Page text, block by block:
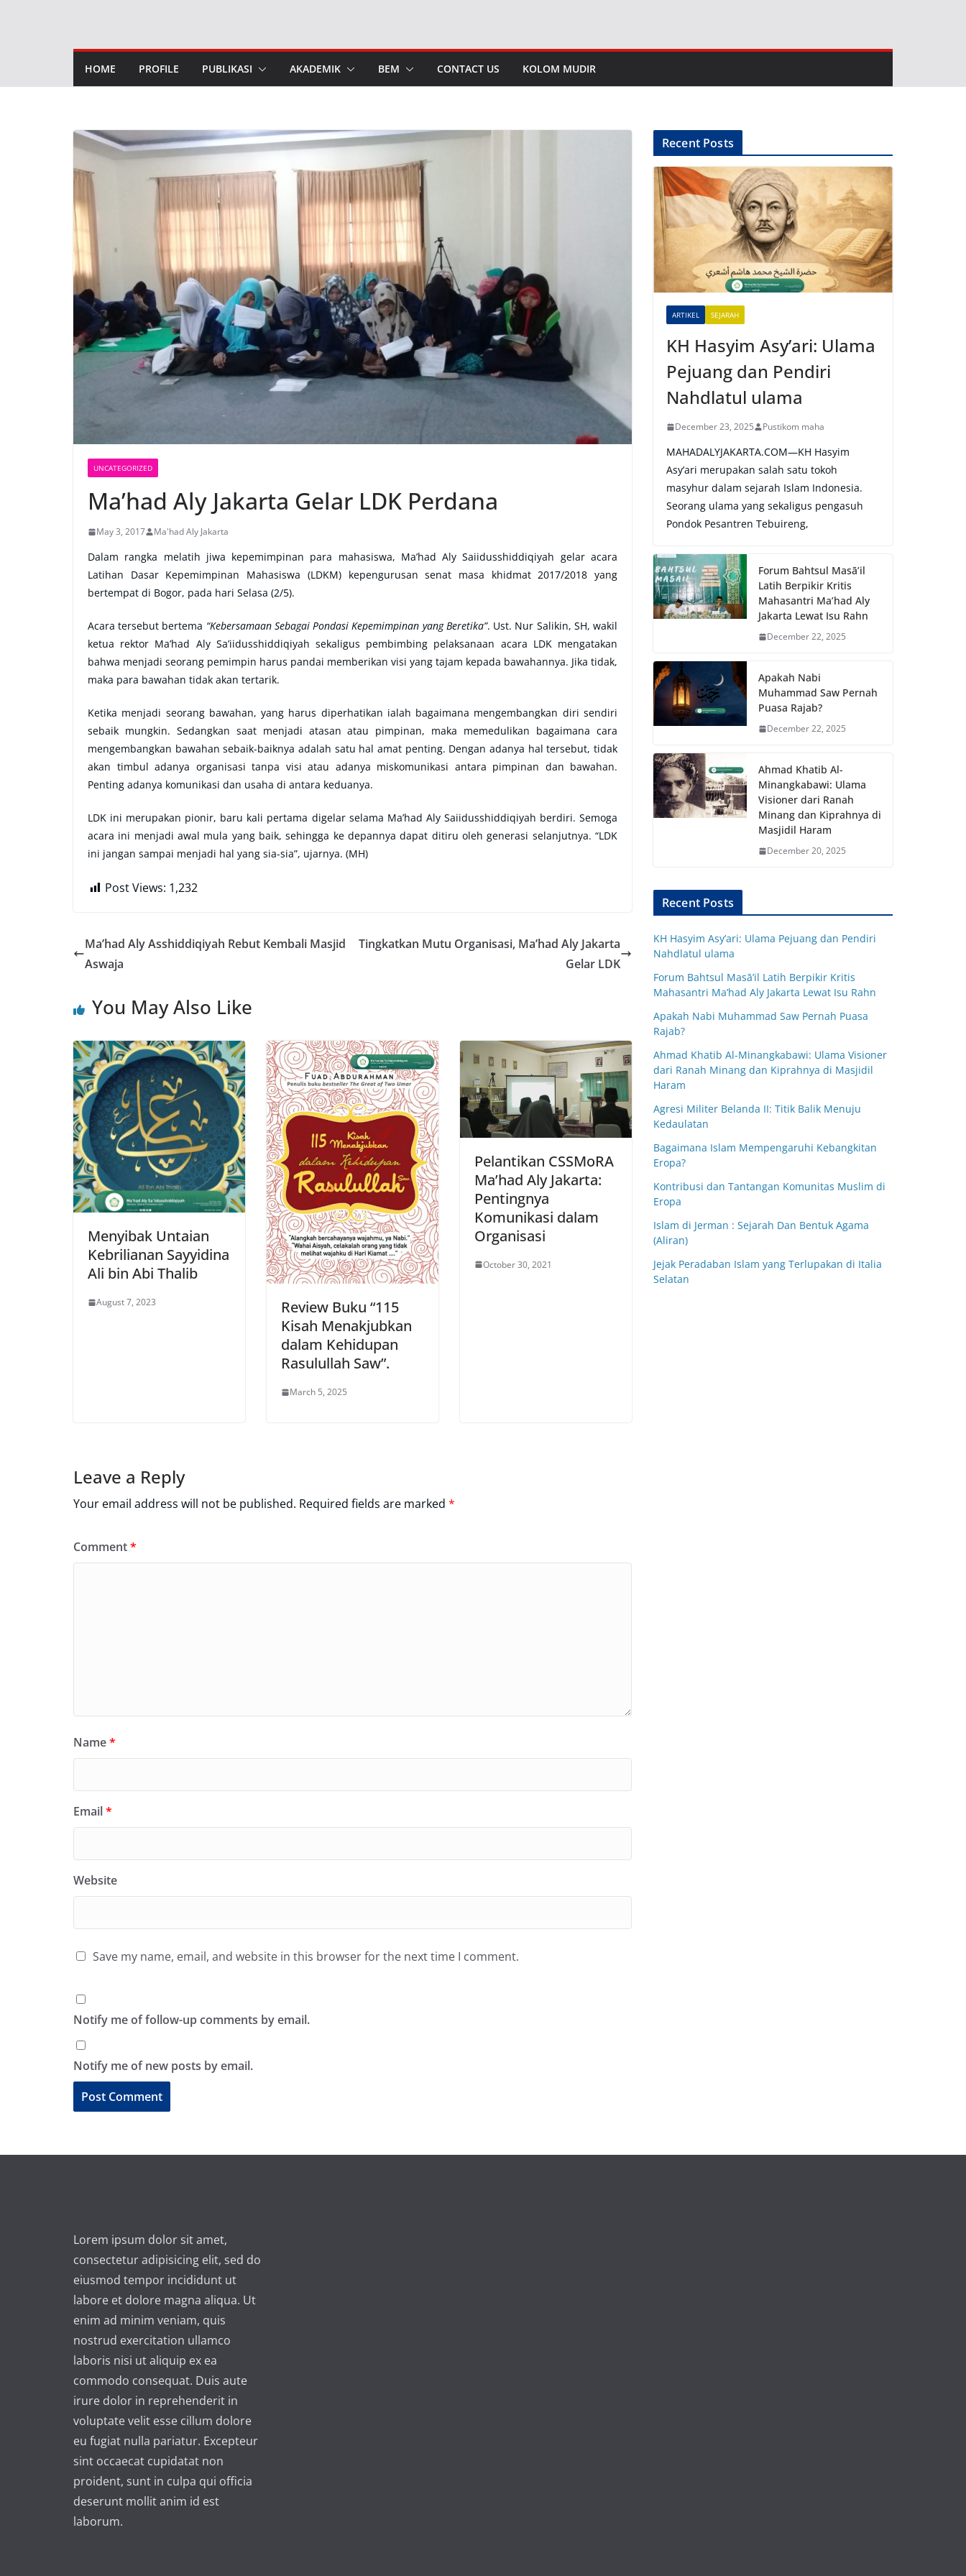
HOME PROFILE PUBLIKASI AKADEMIK BEM CONTACT US KOLOM MUDIR
UNCATEGORIZED
Ma’had Aly Jakarta Gelar LDK Perdana
May 3, 2017 Ma'had Aly Jakarta
Dalam rangka melatih jiwa kepemimpinan para mahasiswa, Ma’had Aly Saiidusshiddiqiyah gelar acara
Latihan Dasar Kepemimpinan Mahasiswa (LDKM) kepengurusan senat masa khidmat 2017/2018 yang
bertempat di Bogor, pada hari Selasa (2/5).
Acara tersebut bertema “Kebersamaan Sebagai Pondasi Kepemimpinan yang Beretika”. Ust. Nur Salikin, SH, wakil
ketua rektor Ma’had Aly Sa’iidusshiddiqiyah sekaligus pembimbing pelaksanaan acara LDK mengatakan
bahwa menjadi seorang pemimpin harus pandai memberikan visi yang tajam kepada bawahannya. Jika tidak,
maka para bawahan tidak akan tertarik.
Ketika menjadi seorang bawahan, yang harus diperhatikan ialah bagaimana mengembangkan diri sendiri
sebaik mungkin. Sedangkan saat menjadi atasan atau pimpinan, maka memedulikan bagaimana cara
mengembangkan bawahan sebaik-baiknya adalah satu hal amat penting. Dengan adanya hal tersebut, tidak
akan timbul adanya organisasi tanpa visi atau adanya miskomunikasi antara pimpinan dan bawahan.
Penting adanya komunikasi dan usaha di antara keduanya.
LDK ini merupakan pionir, baru kali pertama digelar selama Ma’had Aly Saiidusshiddiqiyah berdiri. Semoga
acara ini menjadi awal mula yang baik, sehingga ke depannya dapat ditiru oleh generasi selanjutnya. “LDK
ini jangan sampai menjadi hal yang sia-sia”, ujarnya. (MH)
Post Views: 1,232
Ma’had Aly Asshiddiqiyah Rebut Kembali Masjid
Aswaja
Tingkatkan Mutu Organisasi, Ma’had Aly Jakarta
Gelar LDK
You May Also Like
Menyibak Untaian
Kebrilianan Sayyidina
Ali bin Abi Thalib
August 7, 2023
Review Buku “115
Kisah Menakjubkan
dalam Kehidupan
Rasulullah Saw”.
March 5, 2025
Pelantikan CSSMoRA
Ma’had Aly Jakarta:
Pentingnya
Komunikasi dalam
Organisasi
October 30, 2021
Leave a Reply
Your email address will not be published. Required fields are marked *
Comment*
Name*
Email*
Website
Save my name, email, and website in this browser for the next time I comment.
Notify me of follow-up comments by email.
Notify me of new posts by email.
a
t
i
v
e
:
Recent Posts
ARTIKEL SEJARAH
KH Hasyim Asy’ari: Ulama
Pejuang dan Pendiri
Nahdlatul ulama
December 23, 2025 Pustikom maha
MAHADALYJAKARTA.COM—KH Hasyim
Asy’ari merupakan salah satu tokoh
masyhur dalam sejarah Islam Indonesia.
Seorang ulama yang sekaligus pengasuh
Pondok Pesantren Tebuireng,
Forum Bahtsul Masā’il
Latih Berpikir Kritis
Mahasantri Ma’had Aly
Jakarta Lewat Isu Rahn
December 22, 2025
Apakah Nabi
Muhammad Saw Pernah
Puasa Rajab?
December 22, 2025
Ahmad Khatib Al-
Minangkabawi: Ulama
Visioner dari Ranah
Minang dan Kiprahnya di
Masjidil Haram
December 20, 2025
Recent Posts
KH Hasyim Asy’ari: Ulama Pejuang dan Pendiri
Nahdlatul ulama
Forum Bahtsul Masā’il Latih Berpikir Kritis
Mahasantri Ma’had Aly Jakarta Lewat Isu Rahn
Apakah Nabi Muhammad Saw Pernah Puasa
Rajab?
Ahmad Khatib Al-Minangkabawi: Ulama Visioner
dari Ranah Minang dan Kiprahnya di Masjidil
Haram
Agresi Militer Belanda II: Titik Balik Menuju
Kedaulatan
Bagaimana Islam Mempengaruhi Kebangkitan
Eropa?
Kontribusi dan Tantangan Komunitas Muslim di
Eropa
Islam di Jerman : Sejarah Dan Bentuk Agama
(Aliran)
Jejak Peradaban Islam yang Terlupakan di Italia
Selatan
Lorem ipsum dolor sit amet,
consectetur adipisicing elit, sed do
eiusmod tempor incididunt ut
labore et dolore magna aliqua. Ut
enim ad minim veniam, quis
nostrud exercitation ullamco
laboris nisi ut aliquip ex ea
commodo consequat. Duis aute
irure dolor in reprehenderit in
voluptate velit esse cillum dolore
eu fugiat nulla pariatur. Excepteur
sint occaecat cupidatat non
proident, sunt in culpa qui officia
deserunt mollit anim id est
laborum.